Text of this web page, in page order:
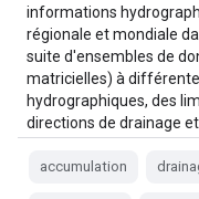
informations
régionale et mondiale
suite d'ensembles de
matricielles) à
hydrographiques, des
directions de drainage
accumulation